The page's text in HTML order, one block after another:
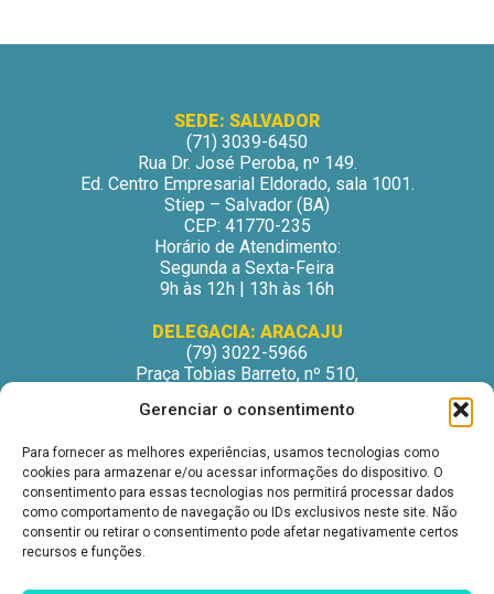
Gerenciar o consentimento
Para fornecer as melhores experiências, usamos tecnologias como
cookies para armazenar e/ou acessar informações do dispositivo. O
consentimento para essas tecnologias nos permitirá processar dados
como comportamento de navegação ou IDs exclusivos neste site. Não
consentir ou retirar o consentimento pode afetar negativamente certos
recursos e funções.
SEDE: SALVADOR
(71) 3039-6450
Rua Dr. José Peroba, nº 149.
Ed. Centro Empresarial Eldorado, sala 1001.
Stiep – Salvador (BA)
CEP: 41770-235
Horário de Atendimento:
Segunda a Sexta-Feira
9h às 12h | 13h às 16h
DELEGACIA: ARACAJU
(79) 3022-5966
Praça Tobias Barreto, nº 510,
São José – Aracaju/SE
Horário de Atendimento:
Segunda a Sexta-Feira
9h às 12h | 13h às 16h
DELEGACIA: ITABUNA
Avenida Princesa Isabel, nº 395.